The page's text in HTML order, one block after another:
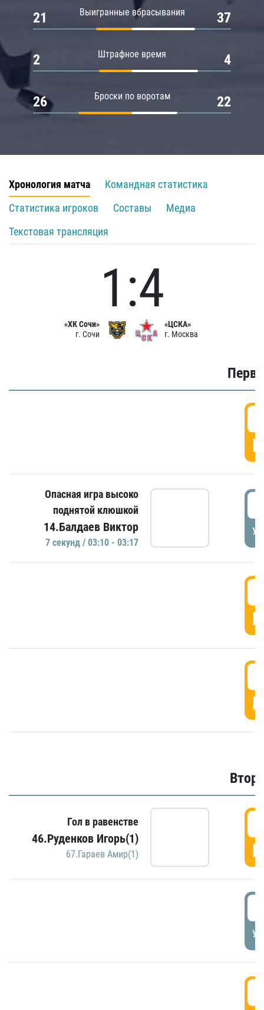
Выигранные вбрасывания
21 37
Штрафное время
2 4
Броски по воротам
26 22
Хронология матча
Командная статистика
Статистика игроков
Составы
Медиа
Текстовая трансляция
«ХК Сочи»
г. Сочи
1:4
«ЦСКА»
г. Москва
Опасная игра высоко
поднятой клюшкой
14.Балдаев Виктор
7 секунд / 03:10 - 03:17
Гол в равенстве
46.Руденков Игорь(1)
67.Гараев Амир(1)